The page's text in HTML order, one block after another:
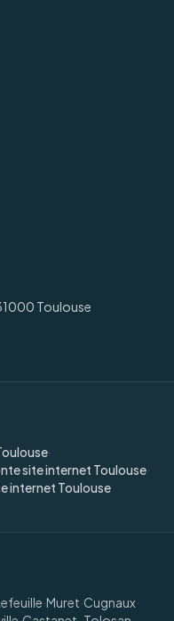
Toulouse
·
site internet Toulouse·
internet Toulouse
·Muret·Cugnaux·